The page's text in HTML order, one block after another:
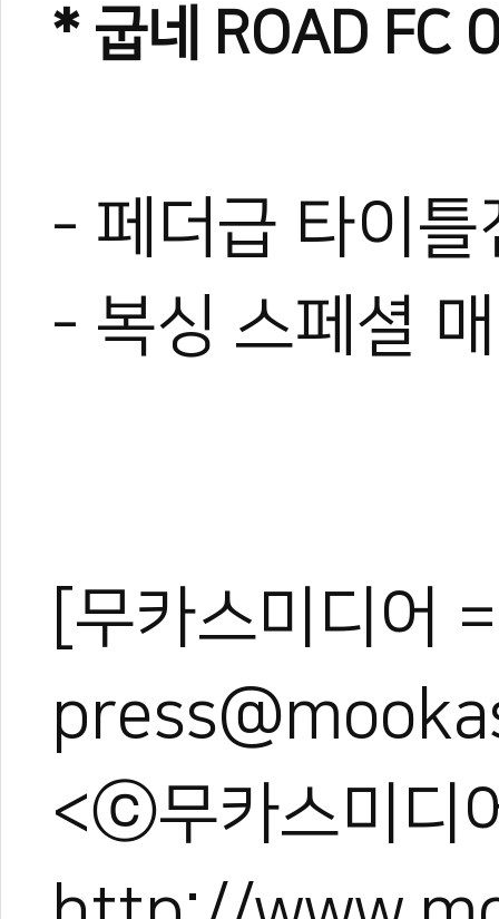
* 굽네 ROAD FC
- 페더급 타이
- 복싱 스페셜
[무카스미디어
<ⓒ무카스미디